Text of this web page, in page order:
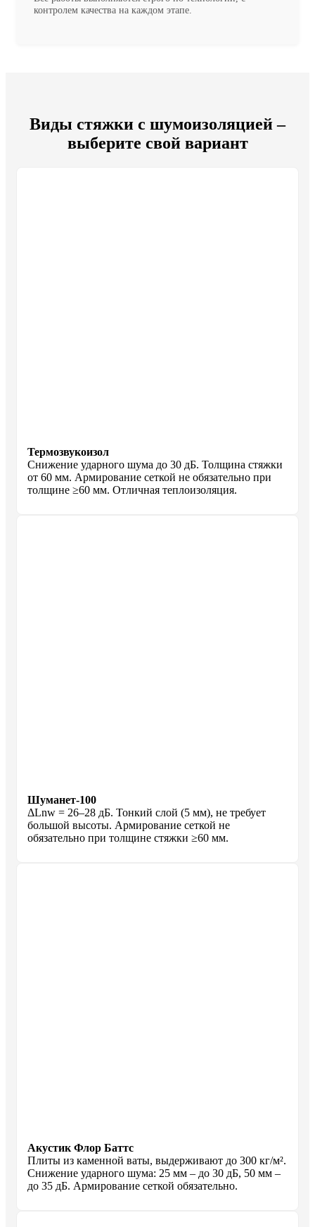
контролем качества на каждом этапе.
Виды стяжки с шумоизоляцией –
выберите свой вариант
Термозвукоизол
Снижение ударного шума до 30 дБ. Толщина стяжки
от 60 мм. Армирование сеткой не обязательно при
толщине ≥60 мм. Отличная теплоизоляция.
Шуманет-100
ΔLnw = 26–28 дБ. Тонкий слой (5 мм), не требует
большой высоты. Армирование сеткой не
обязательно при толщине стяжки ≥60 мм.
Акустик Флор Баттс
Плиты из каменной ваты, выдерживают до 300 кг/м².
Снижение ударного шума: 25 мм – до 30 дБ, 50 мм –
до 35 дБ. Армирование сеткой обязательно.